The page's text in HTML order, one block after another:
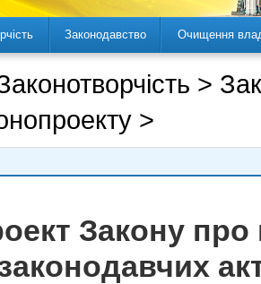
Законодавство Очищення
>
>
Закону про